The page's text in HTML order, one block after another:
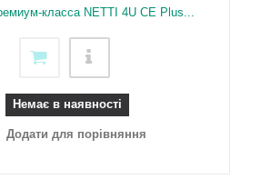
класса NETTI 4U CE Plus...
Немає в наявності
Додати для порівняння